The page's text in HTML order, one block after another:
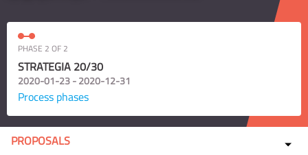
PHASE 2 OF 2
STRATEGIA 20/30
2020-01-23 - 2020-12-31
Process phases
PROPOSALS